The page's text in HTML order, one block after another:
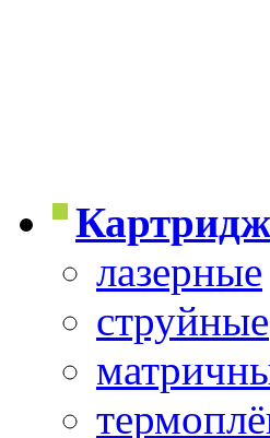
лазерные
струйные